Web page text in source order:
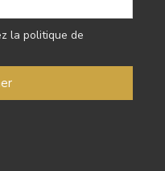
la politique de